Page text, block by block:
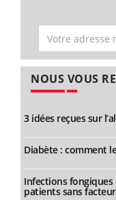
NOUS VOUS
3 idées reçues sur
Diabète : comment
Infections fongiques
patients sans